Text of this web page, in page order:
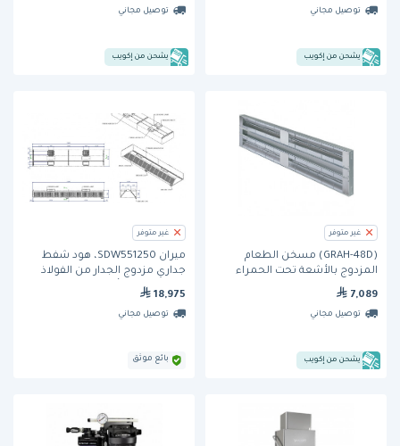
توصيل مجاني
يشحن من إكويب
توصيل مجاني
يشحن من إكويب
غير متوفر
(GRAH-48D) مسخن الطعام
المزدوج بالأشعة تحت الحمراء
بقوة واط عالية
7,089
توصيل مجاني
يشحن من إكويب
غير متوفر
ميران SDW551250، هود شفط
جداري مزدوج الجدار من الفولاذ
المقاوم للصدأ، بدون نظام إطفاء
حريق
18,975
توصيل مجاني
بائع موثق